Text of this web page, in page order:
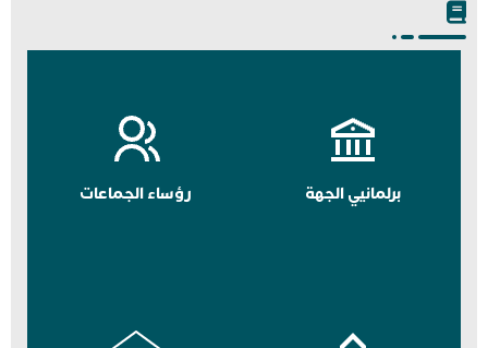
برلمانيي الجهة رؤساء الجماعات